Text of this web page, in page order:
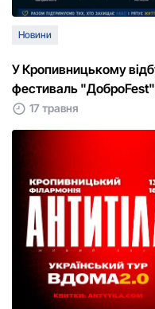
Новини
У Кропивницькому
фестиваль
17 травня